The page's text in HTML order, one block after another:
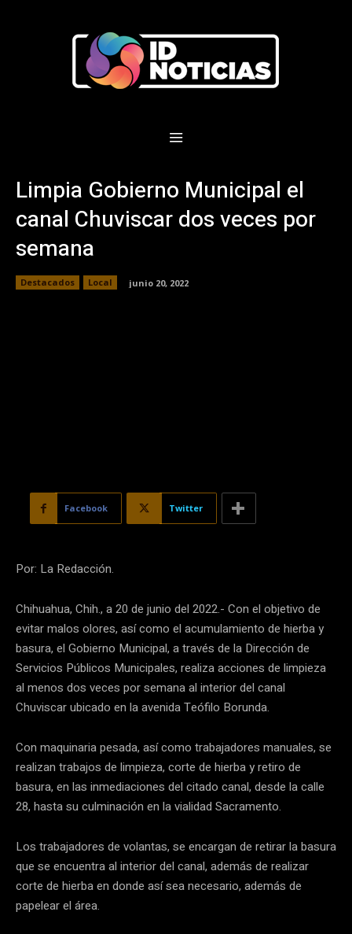
Limpia Gobierno Municipal el
canal Chuviscar dos veces por
semana
Destacados Local junio 20, 2022
Facebook Twitter
Por: La Redacción.
Chihuahua, Chih., a 20 de junio del 2022.- Con el objetivo de
evitar malos olores, así como el acumulamiento de hierba y
basura, el Gobierno Municipal, a través de la Dirección de
Servicios Públicos Municipales, realiza acciones de limpieza
al menos dos veces por semana al interior del canal
Chuviscar ubicado en la avenida Teófilo Borunda.
Con maquinaria pesada, así como trabajadores manuales, se
realizan trabajos de limpieza, corte de hierba y retiro de
basura, en las inmediaciones del citado canal, desde la calle
28, hasta su culminación en la vialidad Sacramento.
Los trabajadores de volantas, se encargan de retirar la basura
que se encuentra al interior del canal, además de realizar
corte de hierba en donde así sea necesario, además de
papelear el área.